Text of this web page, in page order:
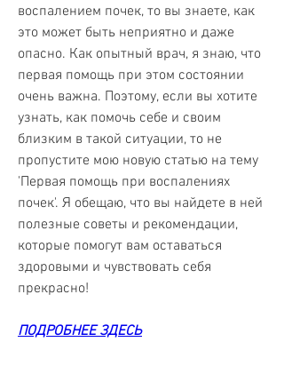
воспалением почек, то вы знаете, как
это может быть неприятно и даже
опасно. Как опытный врач, я знаю, что
первая помощь при этом состоянии
очень важна. Поэтому, если вы хотите
узнать, как помочь себе и своим
близким в такой ситуации, то не
пропустите мою новую статью на тему
'Первая помощь при воспалениях
почек'. Я обещаю, что вы найдете в ней
полезные советы и рекомендации,
которые помогут вам оставаться
здоровыми и чувствовать себя
прекрасно!
ПОДРОБНЕЕ ЗДЕСЬ